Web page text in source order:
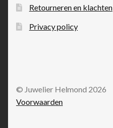
Retourneren en klachten
Privacy policy
© Juwelier Helmond 2026
Voorwaarden